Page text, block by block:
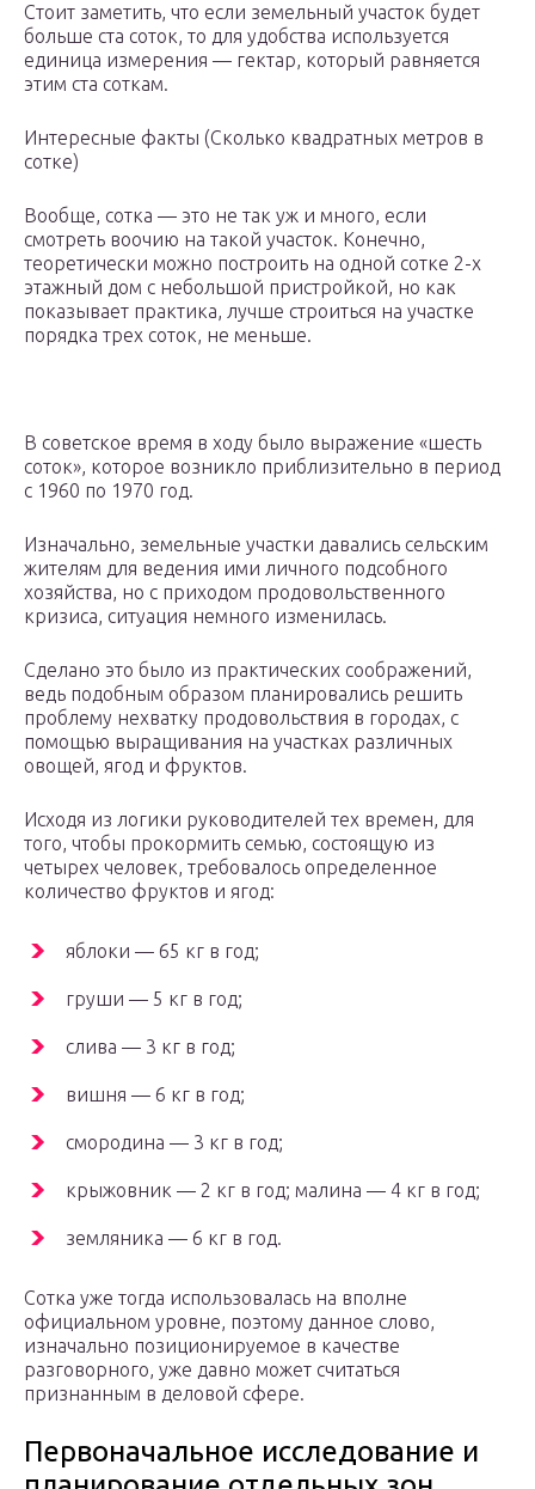
Стоит заметить, что если земельный участок будет
больше ста соток, то для удобства используется
единица измерения — гектар, который равняется
этим ста соткам.
Интересные факты (Сколько квадратных метров в
сотке)
Вообще, сотка — это не так уж и много, если
смотреть воочию на такой участок. Конечно,
теоретически можно построить на одной сотке 2-х
этажный дом с небольшой пристройкой, но как
показывает практика, лучше строиться на участке
порядка трех соток, не меньше.
В советское время в ходу было выражение «шесть
соток», которое возникло приблизительно в период
с 1960 по 1970 год.
Изначально, земельные участки давались сельским
жителям для ведения ими личного подсобного
хозяйства, но с приходом продовольственного
кризиса, ситуация немного изменилась.
Сделано это было из практических соображений,
ведь подобным образом планировались решить
проблему нехватку продовольствия в городах, с
помощью выращивания на участках различных
овощей, ягод и фруктов.
Исходя из логики руководителей тех времен, для
того, чтобы прокормить семью, состоящую из
четырех человек, требовалось определенное
количество фруктов и ягод:
яблоки — 65 кг в год;
груши — 5 кг в год;
слива — 3 кг в год;
вишня — 6 кг в год;
смородина — 3 кг в год;
крыжовник — 2 кг в год; малина — 4 кг в год;
земляника — 6 кг в год.
Cотка уже тогда использовалась на вполне
официальном уровне, поэтому данное слово,
изначально позиционируемое в качестве
разговорного, уже давно может считаться
признанным в деловой сфере.
Первоначальное исследование и